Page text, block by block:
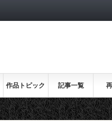
作品トピック
ス
記事一覧